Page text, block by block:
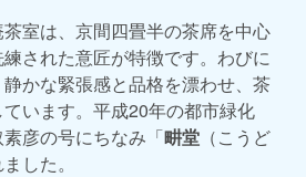
室は、京間四畳半の茶席を中心
された意匠が特徴です。わびに
かな緊張感と品格を漂わせ、茶
います。平成20年の都市緑化
彦の号にちなみ「畊堂 （こうど
した。